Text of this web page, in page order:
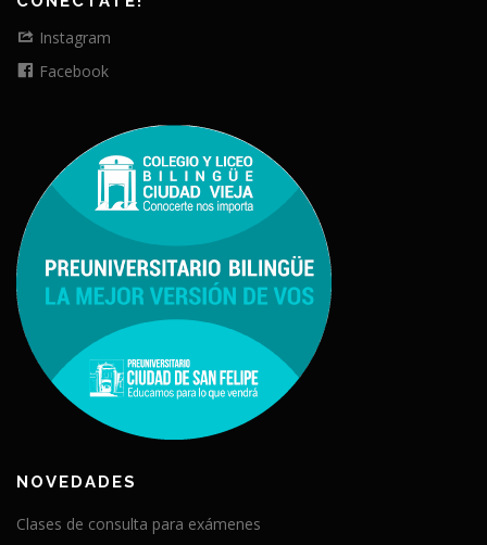
Instagram
Facebook
NOVEDADES
Clases de consulta para exámenes